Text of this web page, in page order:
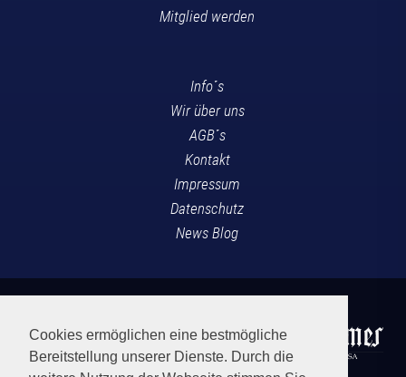
Cookies ermöglichen eine bestmögliche
Bereitstellung unserer Dienste. Durch die
Mitglied werden
Info´s
Wir über uns
AGB´s
Kontakt
Impressum
Datenschutz
News Blog